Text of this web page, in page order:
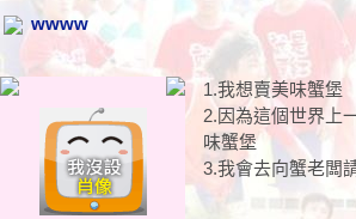
wwww
1.我想賣美味蟹堡
2.因為這個世界上
味蟹堡
3.我會去向蟹老闆